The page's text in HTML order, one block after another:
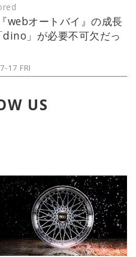
んな恐竜なのか、見た目は
サウルスに似てるのか？ 見
しょう！
webオートバイ』の成長
dino」が必要不可欠だっ
17 FRI
US